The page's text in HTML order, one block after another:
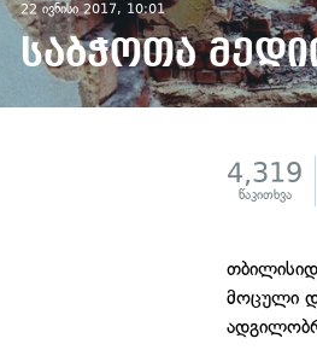
22 ივნისი 2017, 10:01
საბჭოთა
4,319
წაკითხვა
მოცული